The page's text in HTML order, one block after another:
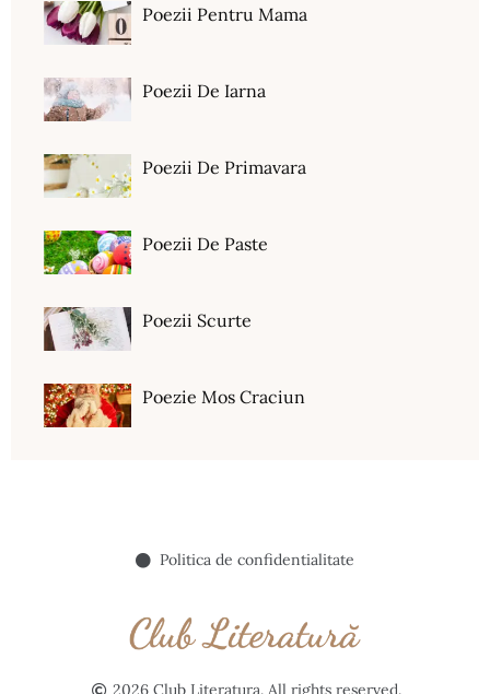
Poezii Pentru Mama
Poezii De Iarna
Poezii De Primavara
Poezii De Paste
Poezii Scurte
Poezie Mos Craciun
Politica de confidentialitate
2026 Club Literatura. All rights reserved.